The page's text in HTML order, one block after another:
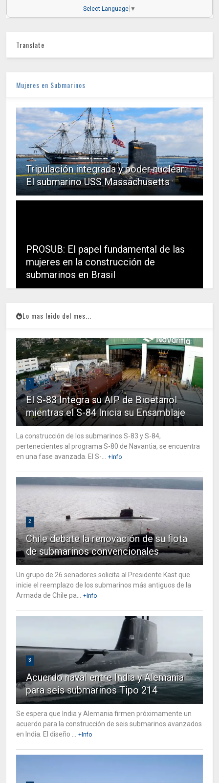
Select Language ▼
Translate
Mujeres en Submarinos
Tripulación integrada y poder nuclear:
El submarino USS Massachusetts
PROSUB: El papel fundamental de las
mujeres en la construcción de
submarinos en Brasil
Lo mas leido del mes...
1
El S-83 Integra su AIP de Bioetanol
mientras el S-84 Inicia su Ensamblaje
La construcción de los submarinos S-83 y S-84,
pertenecientes al programa S-80 de Navantia, se encuentra
en una fase avanzada. El S-... +Info
2
Chile debate la renovación de su flota
de submarinos convencionales
Un grupo de 26 senadores solicita al Presidente Kast que
inicie el reemplazo de los submarinos más antiguos de la
Armada de Chile pa... +Info
3
Acuerdo naval entre India y Alemania
para seis submarinos Tipo 214
Se espera que India y Alemania firmen próximamente un
acuerdo para la construcción de seis submarinos avanzados
en India. El diseño ... +Info